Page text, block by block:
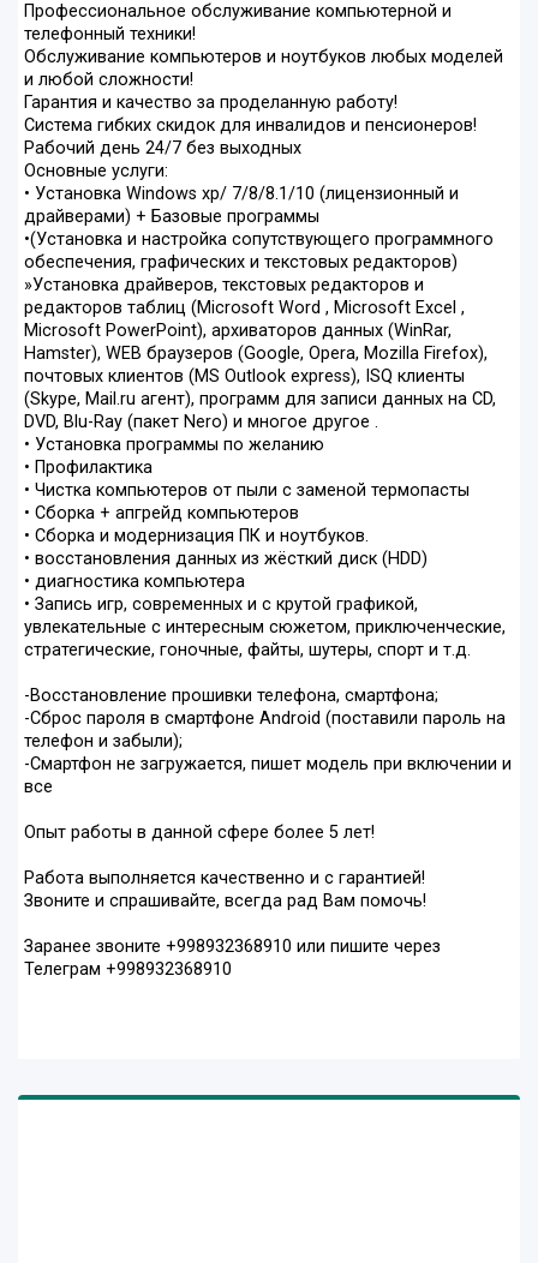
Профессиональное обслуживание компьютерной и
телефонный техники!
Обслуживание компьютеров и ноутбуков любых моделей
и любой сложности!
Гарантия и качество за проделанную работу!
Система гибких скидок для инвалидов и пенсионеров!
Рабочий день 24/7 без выходных
Основные услуги:
• Установка Windows xp/ 7/8/8.1/10 (лицензионный и
драйверами) + Базовые программы
•(Установка и настройка сопутствующего программного
обеспечения, графических и текстовых редакторов)
»Установка драйверов, текстовых редакторов и
редакторов таблиц (Microsoft Word , Microsoft Excel ,
Microsoft PowerPoint), архиваторов данных (WinRar,
Hamster), WEB браузеров (Google, Opera, Mozilla Firefox),
почтовых клиентов (MS Outlook express), ISQ клиенты
(Skype, Mail.ru агент), программ для записи данных на CD,
DVD, Blu-Ray (пакет Nero) и многое другое .
• Установка программы по желанию
• Профилактика
• Чистка компьютеров от пыли с заменой термопасты
• Сборка + апгрейд компьютеров
• Сборка и модернизация ПК и ноутбуков.
• восстановления данных из жёсткий диск (HDD)
• диагностика компьютера
• Запись игр, современных и с крутой графикой,
увлекательные с интересным сюжетом, приключенческие,
стратегические, гоночные, файты, шутеры, спорт и т.д.
-Восстановление прошивки телефона, смартфона;
-Сброс пароля в смартфоне Android (поставили пароль на
телефон и забыли);
-Смартфон не загружается, пишет модель при включении и
все
Опыт работы в данной сфере более 5 лет!
Работа выполняется качественно и с гарантией!
Звоните и спрашивайте, всегда рад Вам помочь!
Заранее звоните +998932368910 или пишите через
Телеграм +998932368910